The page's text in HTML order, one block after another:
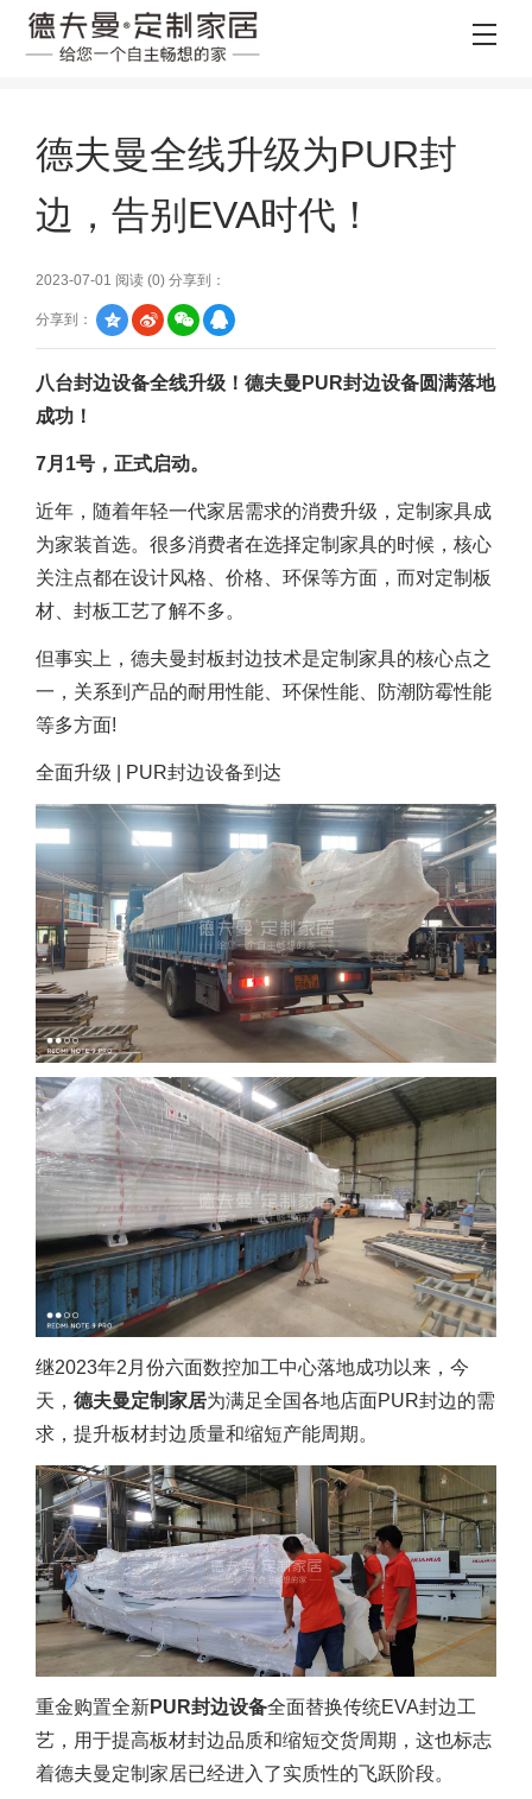
德夫曼全线升级为PUR封
边，告别EVA时代！
2023-07-01 阅读 (0) 分享到：
分享到：
八台封边设备全线升级！德夫曼PUR封边设备圆满落地
成功！
7月1号，正式启动。
近年，随着年轻一代家居需求的消费升级，定制家具成
为家装首选。很多消费者在选择定制家具的时候，核心
关注点都在设计风格、价格、环保等方面，而对定制板
材、封板工艺了解不多。
但事实上，德夫曼封板封边技术是定制家具的核心点之
一，关系到产品的耐用性能、环保性能、防潮防霉性能
等多方面!
全面升级 | PUR封边设备到达
继2023年2月份六面数控加工中心落地成功以来，今
天， 德夫曼定制家居为满足全国各地店面PUR封边的需
求，提升板材封边质量和缩短产能周期。
重金购置全新PUR封边设备全面替换传统EVA封边工
艺，用于提高板材封边品质和缩短交货周期，这也标志
着德夫曼定制家居已经进入了实质性的飞跃阶段。